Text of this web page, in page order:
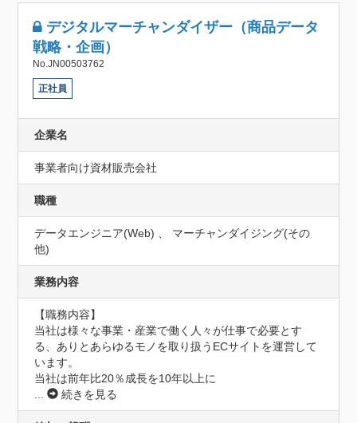
デジタルマーチャンダイザー（商品データ
戦略・企画）
No.JN00503762
正社員
企業名
事業者向け資材販売会社
職種
データエンジニア(Web) 、 マーチャンダイジング(その
他)
業務内容
【職務内容】
当社は様々な事業・産業で働く人々が仕事で必要とす
る、ありとあらゆるモノを取り扱うECサイトを運営して
います。
当社は前年比20％成長を10年以上に
...
続きを見る